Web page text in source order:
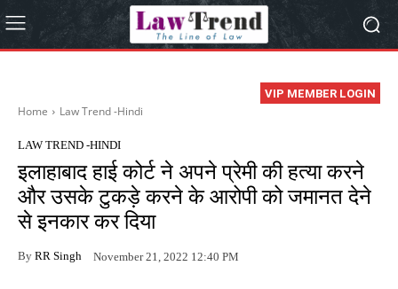
VIP MEMBER LOGIN
Home Law Trend -Hindi
LAW TREND -HINDI
इलाहाबाद हाई कोर्ट ने अपने प्रेमी की हत्या करने
और उसके टुकड़े करने के आरोपी को जमानत देने
से इनकार कर दिया
By RR Singh November 21, 2022 12:40 PM